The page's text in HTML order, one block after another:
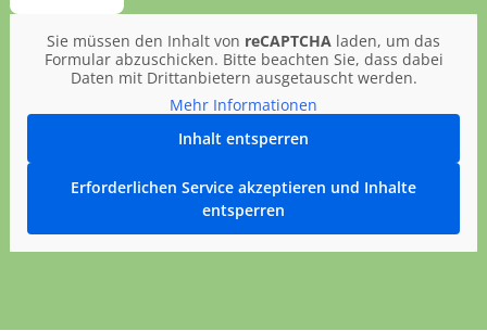
Sie müssen den Inhalt von reCAPTCHA laden, um das
Formular abzuschicken. Bitte beachten Sie, dass dabei
Daten mit Drittanbietern ausgetauscht werden.
Mehr Informationen
Inhalt entsperren
Erforderlichen Service akzeptieren und Inhalte
entsperren